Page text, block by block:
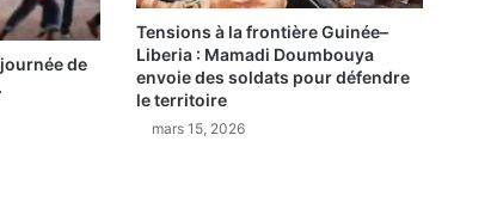
de
Tensions à la frontière Guinée–
Liberia : Mamadi Doumbouya
envoie des soldats pour défendre
le territoire
mars 15, 2026